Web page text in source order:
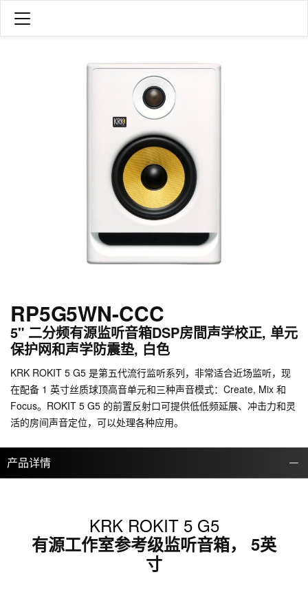
RP5G5WN-CCC
5" 二分频有源监听音箱DSP房間声学校正, 单元
保护网和声学防震垫, 白色
KRK ROKIT 5 G5 是第五代流行监听系列，非常适合近场监听，现
在配备 1 英寸丝质球顶高音单元和三种声音模式：Create, Mix 和
Focus。ROKIT 5 G5 的前置反射口可提供低低频延展、冲击力和灵
活的房间声音定位，可以处理各种应用。
产品详情
KRK ROKIT 5 G5
有源工作室参考级监听音箱， 5英
寸